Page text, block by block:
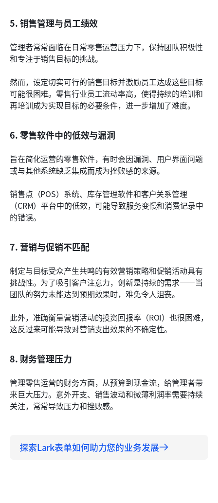
5. 销售管理与员工绩效
管理者常常面临在日常零售运营压力下，保持团队积极性
和专注于销售目标的挑战。
然而，设定切实可行的销售目标并激励员工达成这些目标
可能很困难。零售行业员工流动率高，使得持续的培训和
再培训成为实现目标的必要条件，进一步增加了难度。
6. 零售软件中的低效与漏洞
旨在简化运营的零售软件，有时会因漏洞、用户界面问题
或与其他系统缺乏集成而成为挫败感的来源。
销售点（POS）系统、库存管理软件和客户关系管理
（CRM）平台中的低效，可能导致服务变慢和消费记录中
的错误。
7. 营销与促销不匹配
制定与目标受众产生共鸣的有效营销策略和促销活动具有
挑战性。为了吸引客户注意力，创新是持续的需求——当
团队的努力未能达到预期效果时，难免令人沮丧。
此外，准确衡量营销活动的投资回报率（ROI）也很困难，
这反过来可能导致对营销支出效果的不确定性。
8. 财务管理压力
管理零售运营的财务方面，从预算到现金流，给管理者带
来巨大压力。意外开支、销售波动和微薄利润率需要持续
关注，常常导致压力和挫败感。
探索Lark表单如何助力您的业务发展